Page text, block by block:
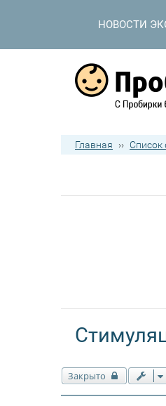
НОВОСТИ
Главная ›› Список
Закрыто